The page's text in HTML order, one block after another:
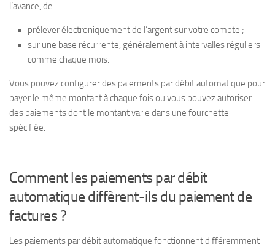
l’avance, de :
prélever électroniquement de l’argent sur votre compte ;
sur une base récurrente, généralement à intervalles réguliers
comme chaque mois.
Vous pouvez configurer des paiements par débit automatique pour
payer le même montant à chaque fois ou vous pouvez autoriser
des paiements dont le montant varie dans une fourchette
spécifiée.
Comment les paiements par débit
automatique diffèrent-ils du paiement de
factures ?
Les paiements par débit automatique fonctionnent différemment